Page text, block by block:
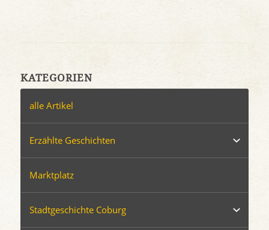
KATEGORIEN
alle Artikel
Erzählte Geschichten
Marktplatz
Stadtgeschichte Coburg